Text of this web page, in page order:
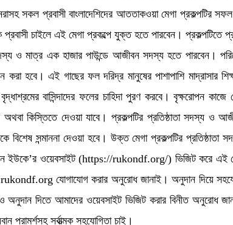
সকল প্রবাসী বাংলাদেশিদের আততাকওয়া মেগা প্রকল্পটির
চাইলে এই মেগা প্রকল্পে যুক্ত হতে পারবেন। প্রকল্পটিতে
ও মাত্র এক হাজার পাউন্ডে আজীবন সদস্য হতে পারবেন।
হবে। এই গাছের ফল দরিদ্র মানুষের পাশাপাশি মাদ্রাসার
বৃদ্ধাশ্রমের বাসিন্দাদের ফলের চাহিদা পুরণ করবে। বৃক্ষরোপন
কিস্তিতে দেওয়া যাবে। প্রকল্পটির প্রতিষ্ঠাতা সদস্য ও
বিশেষ সন্মাননা দেওয়া হবে। উক্ত মেগা প্রকল্পটির
ইউকে’র ওয়েবসাইট (https://rukondf.org/) ভিজিট করে
যোগাযোগ করার অনুরোধ জানাই। অনুদান দিয়ে
অনুদান দিতে আমাদের ওয়েবসাইট ভিজিট করার বিনীত অনুরোধ
পরামর্শসহ সর্বাত্মক সহযোগিতা চাই।